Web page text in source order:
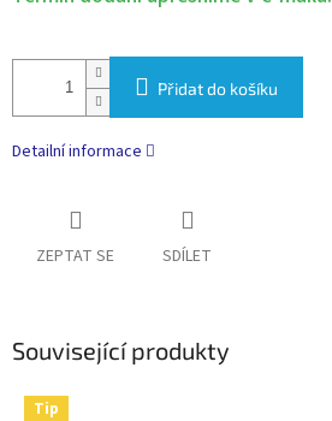
Přidat do košíku
Detailní informace
ZEPTAT SE SDÍLET
Související produkty
Tip